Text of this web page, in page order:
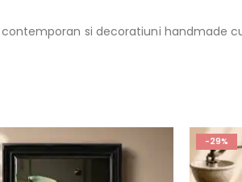
si decoratiuni handmade
-29%